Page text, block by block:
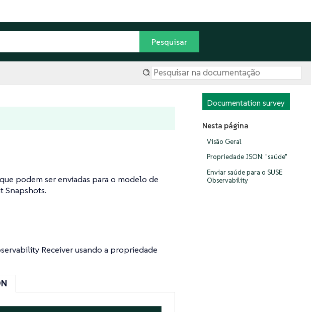
Documentation survey
Nesta página
Visão Geral
Propriedade JSON: "saúde"
Enviar saúde para o SUSE
Observability
podem ser enviadas para o modelo de
Snapshots.
Receiver usando a propriedade